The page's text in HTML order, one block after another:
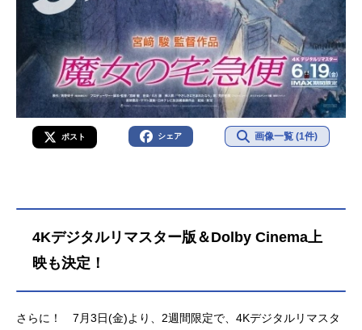
ポスト シェア 画像一覧 (1件)
4Kデジタルリマスター版＆Dolby Cinema上
映も決定！
さらに！ 7月3日(金)より、2週間限定で、4Kデジタルリマスタ